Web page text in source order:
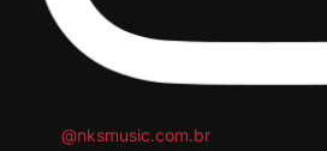
@nksmusic.com.br